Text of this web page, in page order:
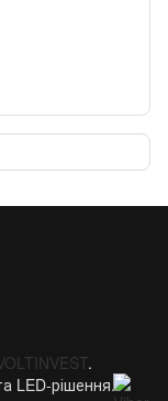
.
LED-рішення.